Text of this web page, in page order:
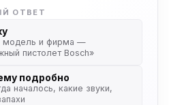
ОТВЕТ
модель и фирма —
пистолет Bosch»
подробно
началось, какие звуки,